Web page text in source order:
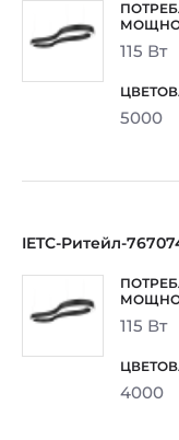
115 Вт
5000
IETC-Ритейл-
115 Вт
4000